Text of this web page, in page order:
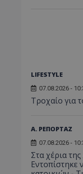
LIFESTYLE
07.08.2026 -
Τροχαίο για
Α. ΡΕΠΟΡΤΑΖ
07.08.2026 -
Στα χέρια
Εντοπίστηκε